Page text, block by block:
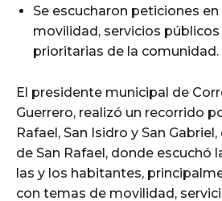
Se escucharon peticiones
movilidad, servicios
prioritarias de la comunidad.
El presidente municipal de
Guerrero, realizó un recorrido
Rafael, San Isidro y San
de San Rafael, donde escuchó
las y los habitantes,
con temas de movilidad,